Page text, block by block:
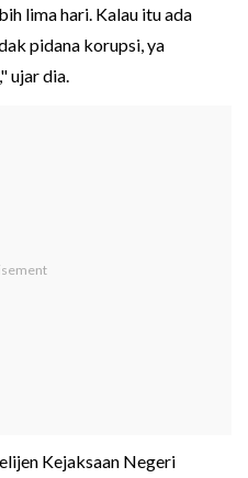
lima hari. Kalau itu ada
pidana korupsi, ya
ujar dia.
Kejaksaan Negeri